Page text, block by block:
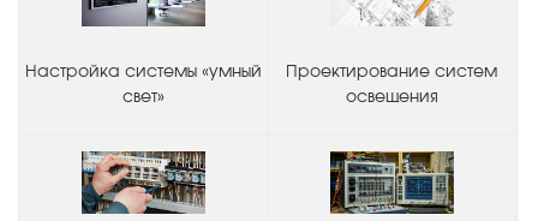
Настройка системы «умный
свет»
Проектирование систем
освещения